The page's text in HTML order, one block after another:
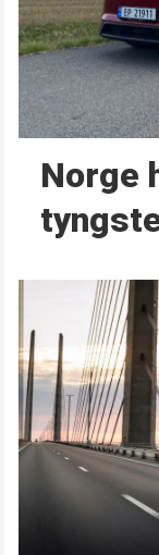
Norge